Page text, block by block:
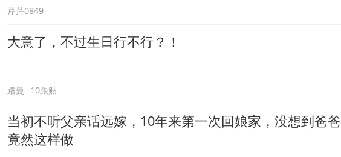
芹芹0849
大意了，不过生日行不行？！
路曼 10跟贴
当初不听父亲话远嫁，10年来第一次回娘家，没想到爸爸
竟然这样做